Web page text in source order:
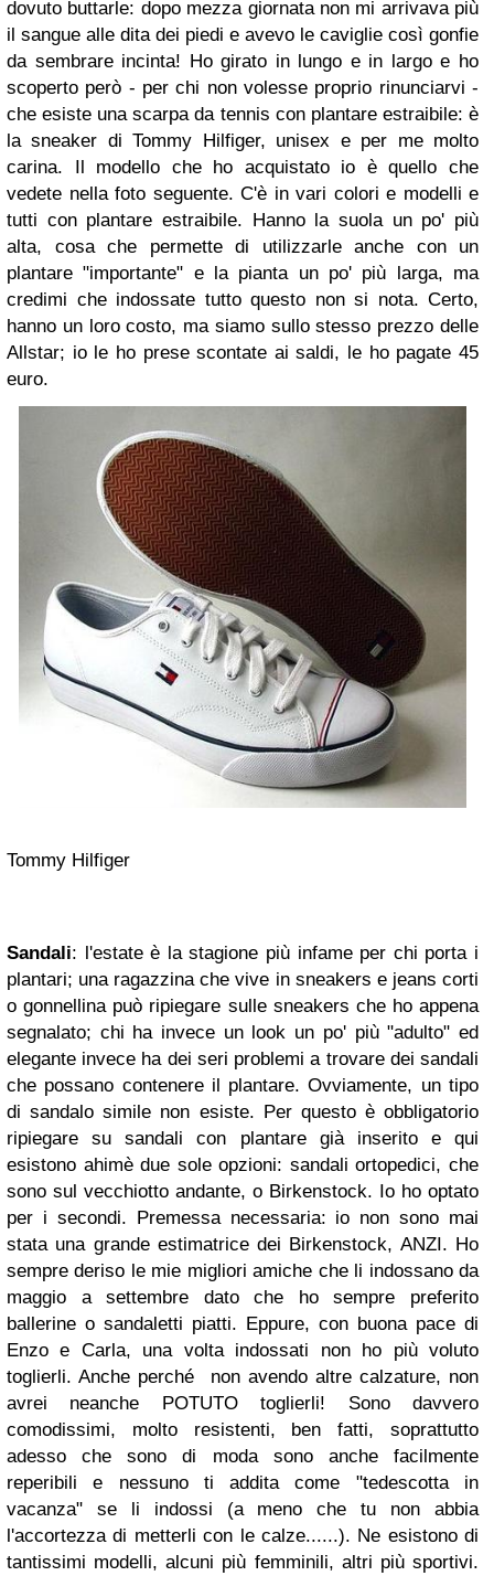
dovuto buttarle: dopo mezza giornata non mi arrivava più
il sangue alle dita dei piedi e avevo le caviglie così gonfie
da sembrare incinta! Ho girato in lungo e in largo e ho
scoperto però - per chi non volesse proprio rinunciarvi -
che esiste una scarpa da tennis con plantare estraibile: è
la sneaker di Tommy Hilfiger, unisex e per me molto
carina. Il modello che ho acquistato io è quello che
vedete nella foto seguente. C'è in vari colori e modelli e
tutti con plantare estraibile. Hanno la suola un po' più
alta, cosa che permette di utilizzarle anche con un
plantare "importante" e la pianta un po' più larga, ma
credimi che indossate tutto questo non si nota. Certo,
hanno un loro costo, ma siamo sullo stesso prezzo delle
Allstar; io le ho prese scontate ai saldi, le ho pagate 45
euro.
Tommy Hilfiger
Sandali: l'estate è la stagione più infame per chi porta i
plantari; una ragazzina che vive in sneakers e jeans corti
o gonnellina può ripiegare sulle sneakers che ho appena
segnalato; chi ha invece un look un po' più "adulto" ed
elegante invece ha dei seri problemi a trovare dei sandali
che possano contenere il plantare. Ovviamente, un tipo
di sandalo simile non esiste. Per questo è obbligatorio
ripiegare su sandali con plantare già inserito e qui
esistono ahimè due sole opzioni: sandali ortopedici, che
sono sul vecchiotto andante, o Birkenstock. Io ho optato
per i secondi. Premessa necessaria: io non sono mai
stata una grande estimatrice dei Birkenstock, ANZI. Ho
sempre deriso le mie migliori amiche che li indossano da
maggio a settembre dato che ho sempre preferito
ballerine o sandaletti piatti. Eppure, con buona pace di
Enzo e Carla, una volta indossati non ho più voluto
toglierli. Anche perché non avendo altre calzature, non
avrei neanche POTUTO toglierli! Sono davvero
comodissimi, molto resistenti, ben fatti, soprattutto
adesso che sono di moda sono anche facilmente
reperibili e nessuno ti addita come "tedescotta in
vacanza" se li indossi (a meno che tu non abbia
l'accortezza di metterli con le calze......). Ne esistono di
tantissimi modelli, alcuni più femminili, altri più sportivi.